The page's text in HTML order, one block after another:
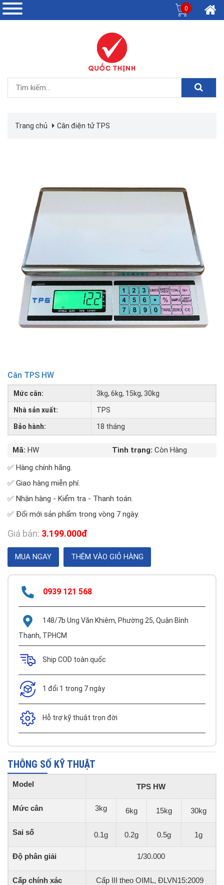
0
Trang chủ Cân điện tử TPS
Cân TPS HW
Mức cân: 3kg, 6kg, 15kg, 30kg
Nhà sản xuất: TPS
Bảo hành: 18 tháng
Mã: HW Tình trạng: Còn Hàng
✅ Hàng chính hãng.
✅ Giao hàng miễn phí.
✅ Nhận hàng - Kiểm tra - Thanh toán.
✅ Đổi mới sản phẩm trong vòng 7 ngày.
Giá bán: 3.199.000đ
0939 121 568
148/7b Ung Văn Khiêm, Phường 25, Quận Bình
Thạnh, TPHCM
Ship COD toàn quốc
1 đổi 1 trong 7 ngày
Hỗ trợ kỹ thuật trọn đời
THÔNG SỐ KỸ THUẬT
Model TPS HW
Mức cân 3kg 6kg 15kg 30kg
Sai số 0.1g 0.2g 0.5g 1g
Độ phân giải 1/30.000
Cấp chính xác Cấp III theo OIML, ĐLVN15:2009